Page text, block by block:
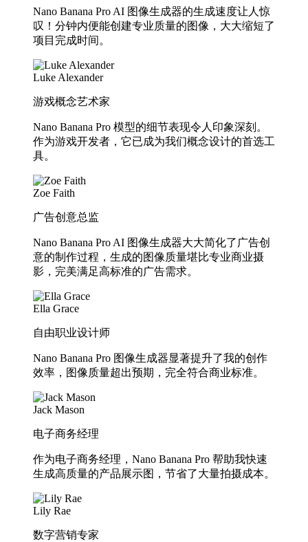
Nano Banana Pro AI 图像生成器的生成速度让人惊
叹！分钟内便能创建专业质量的图像，大大缩短了
项目完成时间。
Luke Alexander
游戏概念艺术家
Nano Banana Pro 模型的细节表现令人印象深刻。
作为游戏开发者，它已成为我们概念设计的首选工
具。
Zoe Faith
广告创意总监
Nano Banana Pro AI 图像生成器大大简化了广告创
意的制作过程，生成的图像质量堪比专业商业摄
影，完美满足高标准的广告需求。
Ella Grace
自由职业设计师
Nano Banana Pro 图像生成器显著提升了我的创作
效率，图像质量超出预期，完全符合商业标准。
Jack Mason
电子商务经理
作为电子商务经理，Nano Banana Pro 帮助我快速
生成高质量的产品展示图，节省了大量拍摄成本。
Lily Rae
数字营销专家